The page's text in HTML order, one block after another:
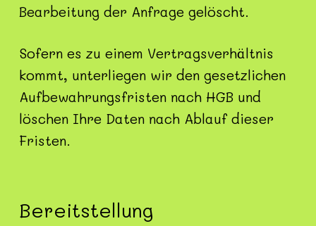
Bearbeitung der Anfrage gelöscht.
Sofern es zu einem Vertragsverhältnis
kommt, unterliegen wir den gesetzlichen
Aufbewahrungsfristen nach HGB und
löschen Ihre Daten nach Ablauf dieser
Fristen.
Bereitstellung